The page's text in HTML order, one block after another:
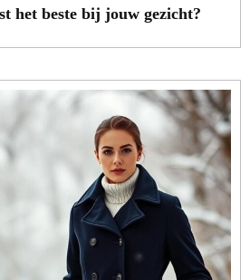
het beste bij jouw gezicht?